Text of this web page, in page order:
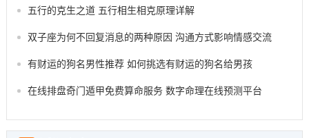
五行的克生之道 五行相生相克原理详解
双子座为何不回复消息的两种原因 沟通方式影响情感交流
有财运的狗名男性推荐 如何挑选有财运的狗名给男孩
在线排盘奇门遁甲免费算命服务 数字命理在线预测平台